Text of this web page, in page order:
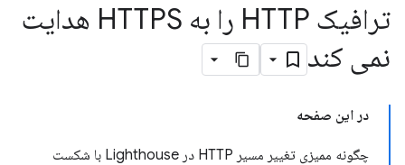
ترافیک HTTP را به HTTPS هدایت
نمی کند
در این صفحه
چگونه ممیزی تغییر مسیر HTTP در Lighthouse با شکست